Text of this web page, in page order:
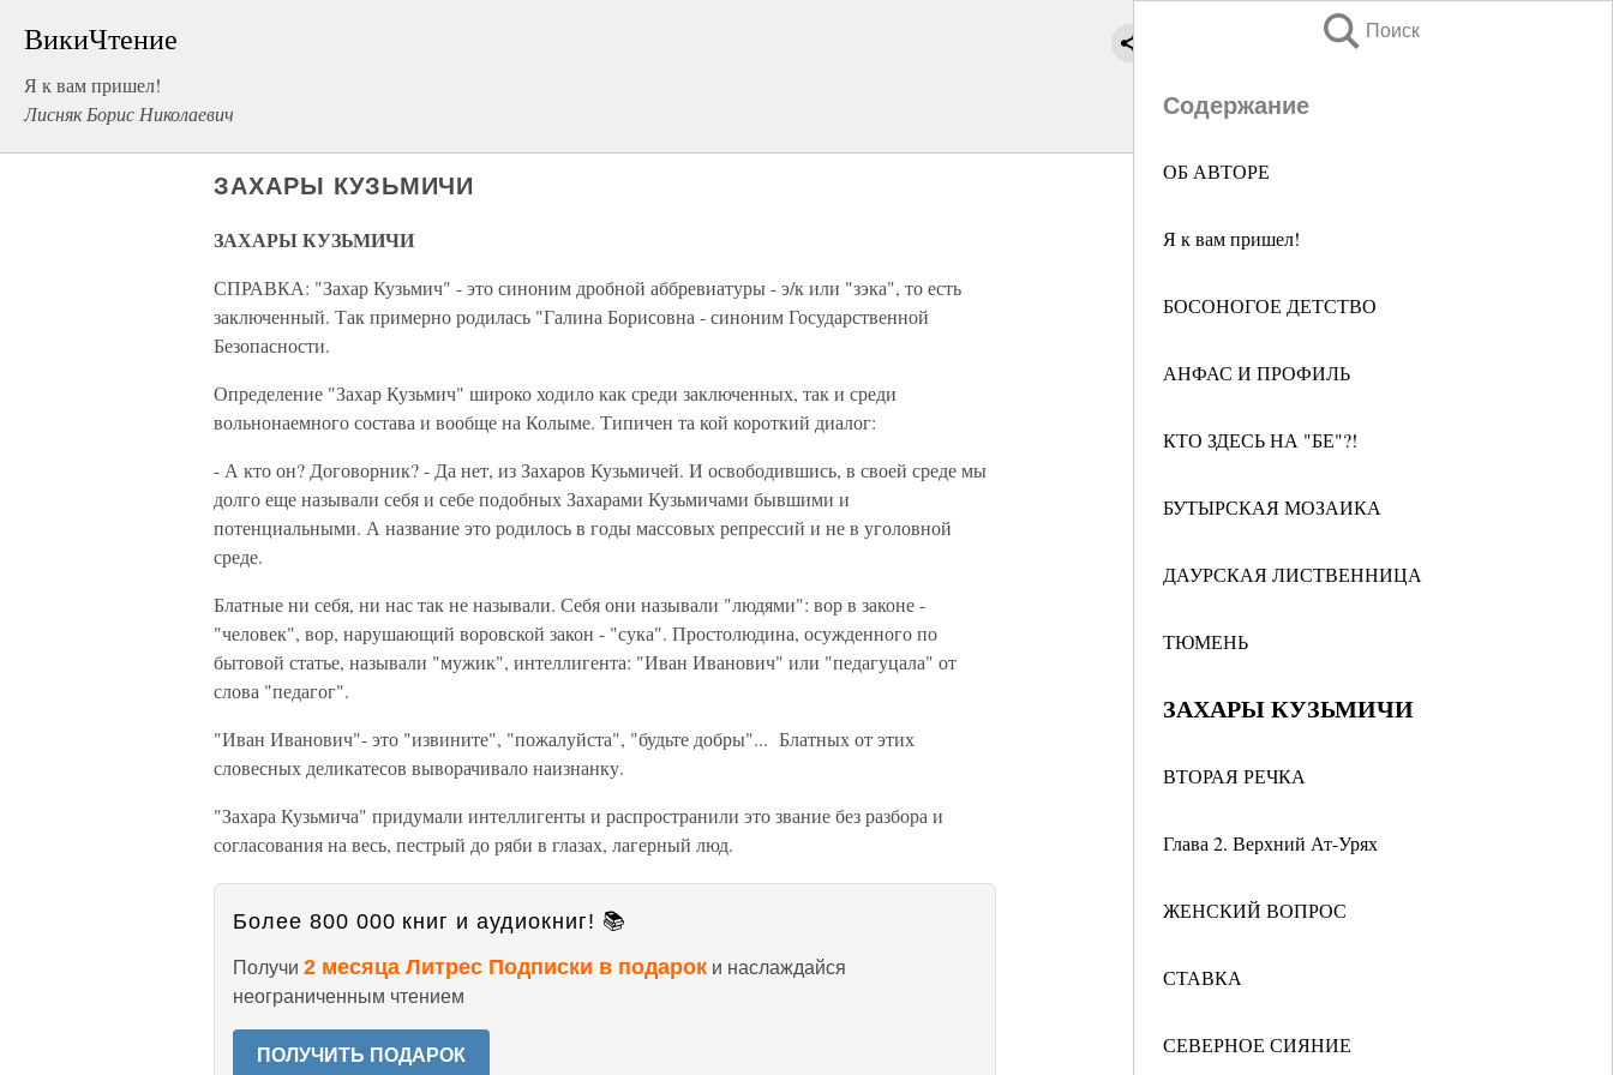
ВикиЧтение
Я к вам пришел!
Лисняк Борис Николаевич
Поиск
Содержание
ОБ АВТОРЕ
Я к вам пришел!
БОСОНОГОЕ ДЕТСТВО
АНФАС И ПРОФИЛЬ
КТО ЗДЕСЬ НА "БЕ"?!
БУТЫРСКАЯ МОЗАИКА
ДАУРСКАЯ ЛИСТВЕННИЦА
ТЮМЕНЬ
ЗАХАРЫ КУЗЬМИЧИ
ВТОРАЯ РЕЧКА
Глава 2. Верхний Ат-Урях
ЖЕНСКИЙ ВОПРОС
СТАВКА
СЕВЕРНОЕ СИЯНИЕ
ЗАХАРЫ КУЗЬМИЧИ
ЗАХАРЫ КУЗЬМИЧИ
СПРАВКА: "Захар Кузьмич" - это синоним дробной аббревиатуры - э/к или "зэка", то есть
заключенный. Так примерно родилась "Галина Борисовна - синоним Государственной
Безопасности.
Определение "Захар Кузьмич" широко ходило как среди заключенных, так и среди
вольнонаемного состава и вообще на Колыме. Типичен та кой короткий диалог:
- А кто он? Договорник? - Да нет, из Захаров Кузьмичей. И освободившись, в своей среде мы
долго еще называли себя и себе подобных Захарами Кузьмичами бывшими и
потенциальными. А название это родилось в годы массовых репрессий и не в уголовной
среде.
Блатные ни себя, ни нас так не называли. Себя они называли "людями": вор в законе -
"человек", вор, нарушающий воровской закон - "сука". Простолюдина, осужденного по
бытовой статье, называли "мужик", интеллигента: "Иван Иванович" или "педагуцала" от
слова "педагог".
"Иван Иванович"- это "извините", "пожалуйста", "будьте добры"... Блатных от этих
словесных деликатесов выворачивало наизнанку.
"Захара Кузьмича" придумали интеллигенты и распространили это звание без разбора и
согласования на весь, пестрый до ряби в глазах, лагерный люд.
Более 800 000 книг и аудиокниг! 📚
Получи 2 месяца Литрес Подписки в подарок и наслаждайся
неограниченным чтением
ПОЛУЧИТЬ ПОДАРОК